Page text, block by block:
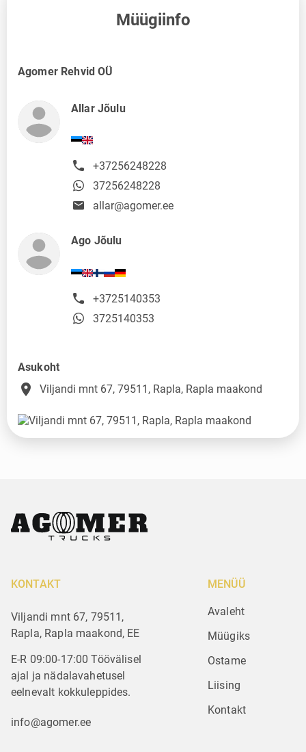
Müügiinfo
Agomer Rehvid OÜ
Allar Jõulu
+37256248228
37256248228
allar@agomer.ee
Ago Jõulu
+3725140353
3725140353
Asukoht
place Viljandi mnt 67, 79511, Rapla, Rapla maakond
KONTAKT
Viljandi mnt 67, 79511,
Rapla, Rapla maakond, EE
E-R 09:00-17:00 Töövälisel
ajal ja nädalavahetusel
eelnevalt kokkuleppides.
info@agomer.ee
MENÜÜ
Avaleht
Müügiks
Ostame
Liising
Kontakt